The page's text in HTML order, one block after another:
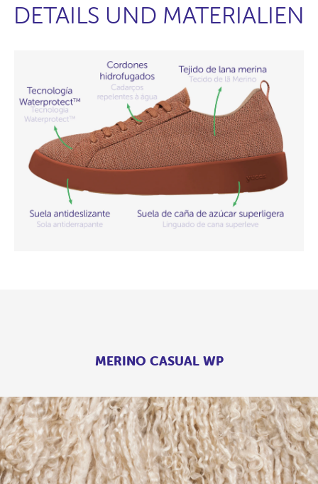
DETAILS UND MATERIALIEN
MERINO CASUAL WP